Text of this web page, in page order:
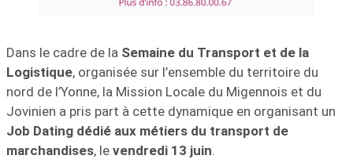
Dans le cadre de la Semaine du Transport et de la
Logistique, organisée sur l’ensemble du territoire du
nord de l’Yonne, la Mission Locale du Migennois et du
Jovinien a pris part à cette dynamique en organisant un
Job Dating dédié aux métiers du transport de
marchandises, le vendredi 13 juin.